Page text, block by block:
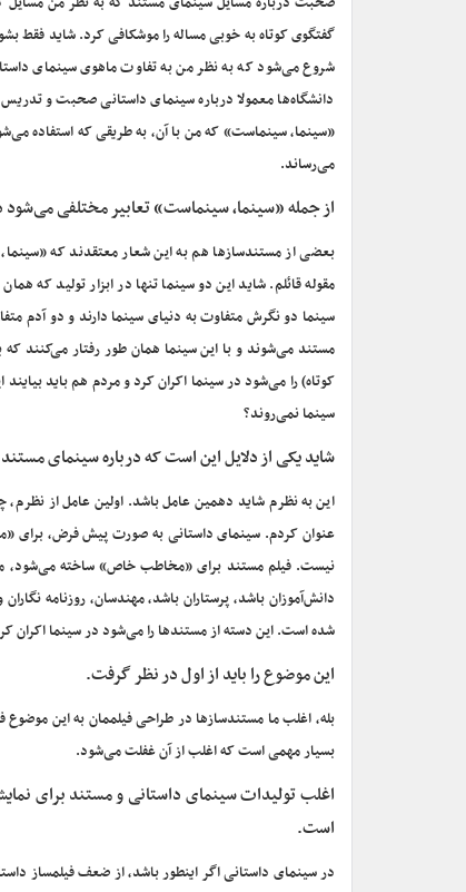
گفتگوی کوتاه به خوبی مساله را موشکافی کرد. شاید فقط
شروع می‌شود که به نظر من به تفاوت ماهوی سینمای
دانشگاه‌ها معمولا درباره سینمای داستانی صحبت و
«سینما، سینماست» که من با آن، به طریقی که استفاده
می‌رساند.
از جمله «سینما، سینماست» تعابیر مختلفی می‌شود
بعضی از مستندسازها هم به این شعار معتقدند که
مقوله قائلم. شاید این دو سینما تنها در ابزار تولید که
سینما دو نگرش متفاوت به دنیای سینما دارند و دو آدم
مستند می‌شوند و با این سینما همان طور رفتار می‌کنند
کوتاه) را می‌شود در سینما اکران کرد و مردم هم باید
سینما نمی‌روند؟
شاید یکی از دلایل این است که درباره سینمای
این به نظرم شاید دهمین عامل باشد. اولین عامل از
عنوان کردم. سینمای داستانی به صورت پیش فرض، برای
نیست. فیلم مستند برای «مخاطب خاص» ساخته
دانش‌آموزان باشد، پرستاران باشد، مهندسان،
شده است. این دسته از مستندها را می‌شود در سینما اکران
این موضوع را باید از اول در نظر گرفت.
بله، اغلب ما مستندسازها در طراحی فیلممان به این
بسیار مهمی است که اغلب از آن غفلت می‌شود.
اغلب تولیدات سینمای داستانی و مستند برای
است.
در سینمای داستانی اگر اینطور باشد، از ضعف فیلمساز